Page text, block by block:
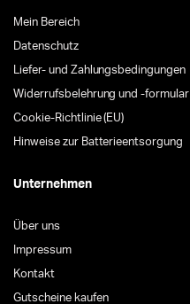
Mein Bereich
Datenschutz
Liefer- und Zahlungsbedingungen
Widerrufsbelehrung und -formular
Cookie-Richtlinie (EU)
Hinweise zur Batterieentsorgung
Unternehmen
Über uns
Impressum
Kontakt
Gutscheine kaufen